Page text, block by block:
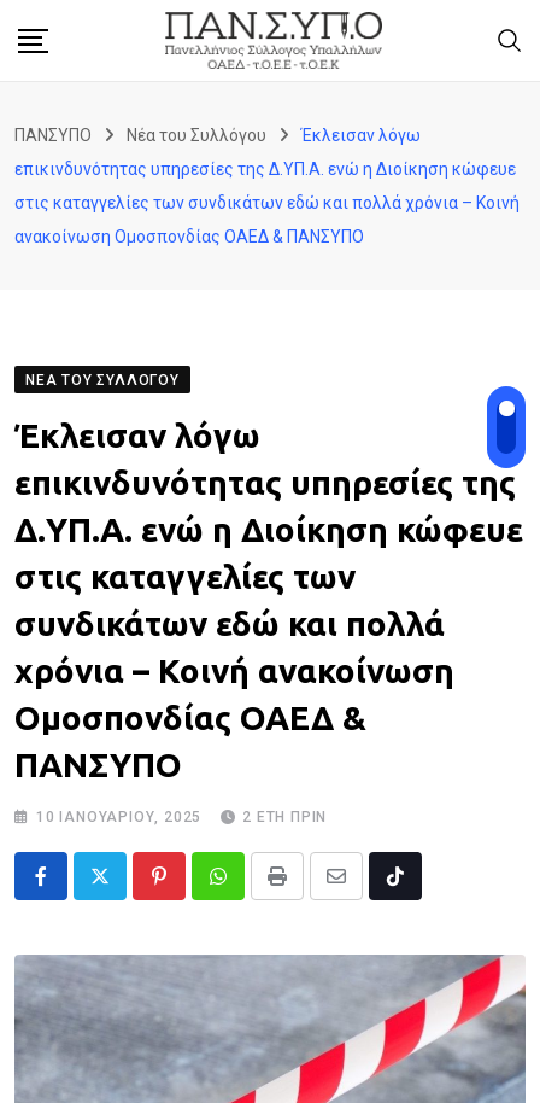
ΠΑΝΣΥΠΟ Νέα του Συλλόγου
Έκλεισαν λόγω
επικινδυνότητας υπηρεσίες της Δ.ΥΠ.Α. ενώ η Διοίκηση κώφευε
στις καταγγελίες των συνδικάτων εδώ και πολλά χρόνια – Κοινή
ανακοίνωση Ομοσπονδίας ΟΑΕΔ & ΠΑΝΣΥΠΟ
ΝΈΑ ΤΟΥ ΣΥΛΛΌΓΟΥ
Έκλεισαν λόγω
επικινδυνότητας υπηρεσίες της
Δ.ΥΠ.Α. ενώ η Διοίκηση κώφευε
στις καταγγελίες των
συνδικάτων εδώ και πολλά
χρόνια – Κοινή ανακοίνωση
Ομοσπονδίας ΟΑΕΔ &
ΠΑΝΣΥΠΟ
10 ΙΑΝΟΥΑΡΊΟΥ, 2025 2 ΈΤΗ ΠΡΙΝ
PinterestWhatsappPrint
Share
Email
Tiktok